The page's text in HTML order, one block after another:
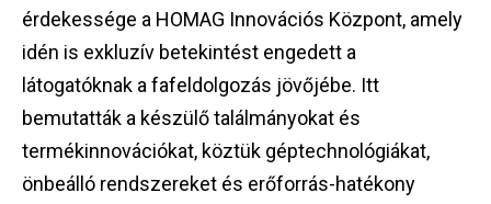
érdekessége a HOMAG Innovációs Központ, amely
idén is exkluzív betekintést engedett a
látogatóknak a fafeldolgozás jövőjébe. Itt
bemutatták a készülő találmányokat és
termékinnovációkat, köztük géptechnológiákat,
önbeálló rendszereket és erőforrás-hatékony